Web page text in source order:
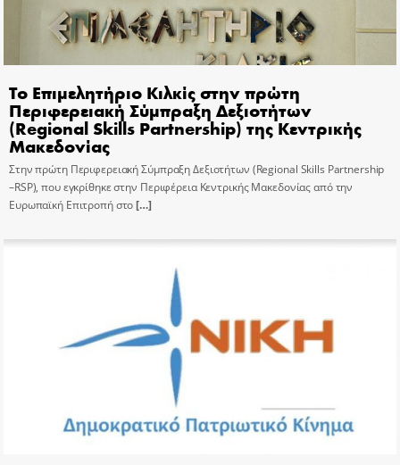
Το Επιμελητήριο Κιλκίς στην πρώτη
Περιφερειακή Σύμπραξη Δεξιοτήτων
(Regional Skills Partnership) της Κεντρικής
Μακεδονίας
Στην πρώτη Περιφερειακή Σύμπραξη Δεξιοτήτων (Regional Skills Partnership
–RSP), που εγκρίθηκε στην Περιφέρεια Κεντρικής Μακεδονίας από την
Ευρωπαϊκή Επιτροπή στο[…]